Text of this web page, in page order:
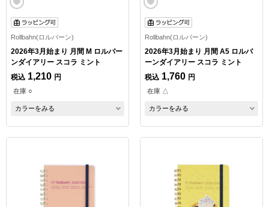
Rollbahn(ロルバーン)
2026年3月始まり 月間 M ロルバー
ンダイアリー スコラ ミント
税込 1,210 円
在庫 ○
カラーをみる
Rollbahn(ロルバーン)
2026年3月始まり 月間 A5 ロルバ
ーンダイアリー スコラ ミント
税込 1,760 円
在庫 △
カラーをみる